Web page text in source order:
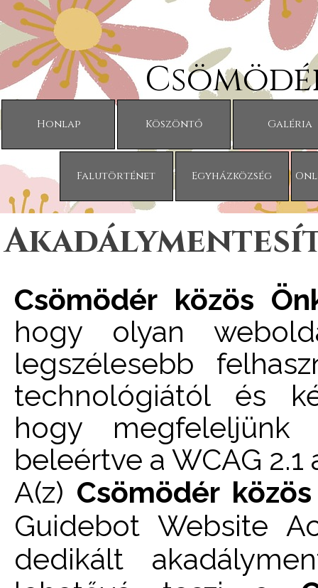
Tartalomhoz ugrás
Honlap Köszöntő Galéria
Falutörténet Egyházközség
Csömödér közös
hogy olyan
legszélesebb
technológiától és
hogy megfeleljünk
beleértve a WCAG
A(z) Csömödér
Guidebot Website
dedikált